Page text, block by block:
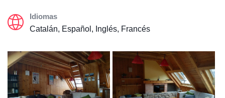
Idiomas
Catalán, Español, Inglés, Francés